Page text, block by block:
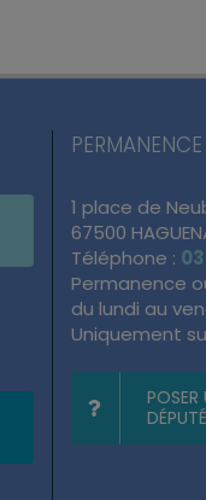
1 place de
67500
Téléphone :
Permanence
du lundi au
Uniquement
POSER
DÉPUTÉ